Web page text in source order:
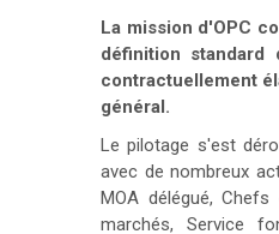
La mission d'OPC
définition standard
contractuellement
général.
Le pilotage s'est
avec de nombreux
MOA délégué, Chefs
marchés, Service